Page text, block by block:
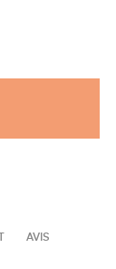
AVIS